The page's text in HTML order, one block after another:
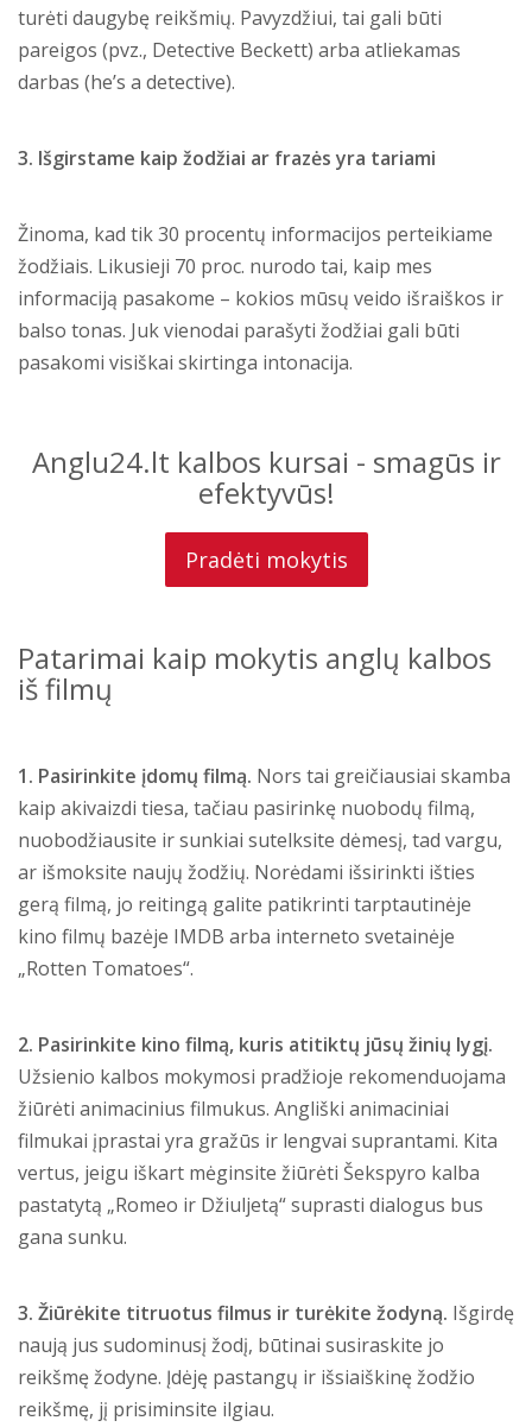
turėti daugybę reikšmių. Pavyzdžiui, tai gali būti
pareigos (pvz., Detective Beckett) arba atliekamas
darbas (he’s a detective).
3. Išgirstame kaip žodžiai ar frazės yra tariami
Žinoma, kad tik 30 procentų informacijos perteikiame
žodžiais. Likusieji 70 proc. nurodo tai, kaip mes
informaciją pasakome – kokios mūsų veido išraiškos ir
balso tonas. Juk vienodai parašyti žodžiai gali būti
pasakomi visiškai skirtinga intonacija.
Anglu24.lt kalbos kursai - smagūs ir
efektyvūs!
Pradėti mokytis
Patarimai kaip mokytis anglų kalbos
iš filmų
1. Pasirinkite įdomų filmą. Nors tai greičiausiai skamba
kaip akivaizdi tiesa, tačiau pasirinkę nuobodų filmą,
nuobodžiausite ir sunkiai sutelksite dėmesį, tad vargu,
ar išmoksite naujų žodžių. Norėdami išsirinkti išties
gerą filmą, jo reitingą galite patikrinti tarptautinėje
kino filmų bazėje IMDB arba interneto svetainėje
„Rotten Tomatoes“.
2. Pasirinkite kino filmą, kuris atitiktų jūsų žinių lygį.
Užsienio kalbos mokymosi pradžioje rekomenduojama
žiūrėti animacinius filmukus. Angliški animaciniai
filmukai įprastai yra gražūs ir lengvai suprantami. Kita
vertus, jeigu iškart mėginsite žiūrėti Šekspyro kalba
pastatytą „Romeo ir Džiuljetą“ suprasti dialogus bus
gana sunku.
3. Žiūrėkite titruotus filmus ir turėkite žodyną. Išgirdę
naują jus sudominusį žodį, būtinai susiraskite jo
reikšmę žodyne. Įdėję pastangų ir išsiaiškinę žodžio
reikšmę, jį prisiminsite ilgiau.